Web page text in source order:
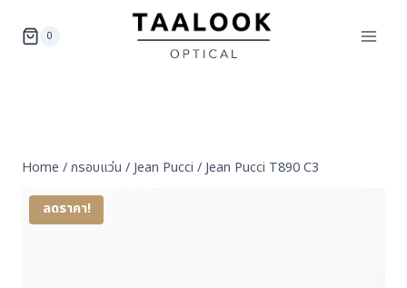
0
Home /กรอบแว่น / Jean Pucci / Jean Pucci T890 C3
ลดราคา!